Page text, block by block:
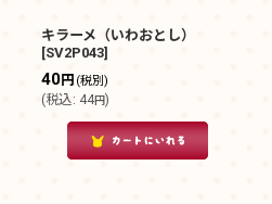
キラーメ（いわおとし）
[SV2P043]
40円 (税別)
(税込: 44円)